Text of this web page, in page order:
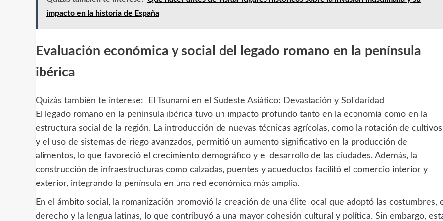
impacto en la historia de España
Evaluación económica y social del legado romano en la península
ibérica
Quizás también te interese:
El Tsunami en el Sudeste Asiático: Devastación y Solidaridad
El legado romano en la península ibérica tuvo un impacto profundo tanto en la economía como en la
estructura social de la región. La introducción de nuevas técnicas agrícolas, como la rotación de cultivos
y el uso de sistemas de riego avanzados, permitió un aumento significativo en la producción de
alimentos, lo que favoreció el crecimiento demográfico y el desarrollo de las ciudades. Además, la
construcción de infraestructuras como calzadas, puentes y acueductos facilitó el comercio interior y
exterior, integrando la península en una red económica más amplia.
En el ámbito social, la romanización promovió la creación de una élite local que adoptó las costumbres,
derecho y la lengua latinas, lo que contribuyó a una mayor cohesión cultural y política. Sin embargo,